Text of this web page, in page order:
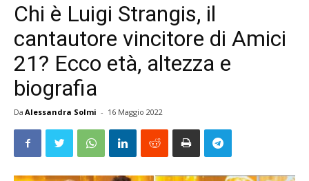
Chi è Luigi Strangis, il
cantautore vincitore di Amici
21? Ecco età, altezza e
biografia
Da Alessandra Solmi - 16 Maggio 2022